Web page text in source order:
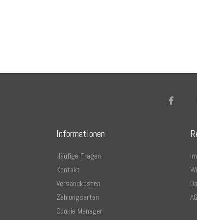
Informationen
Häufige Fragen
Kontakt
Versandkosten
Zahlungsarten
Cookie Manager